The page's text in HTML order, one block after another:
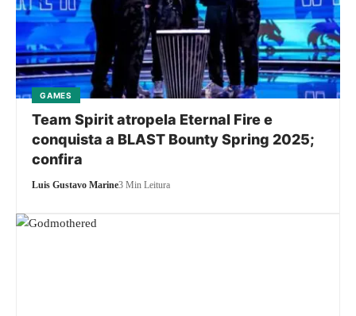
GAMES
Team Spirit atropela Eternal Fire e
conquista a BLAST Bounty Spring 2025;
confira
Luis Gustavo Marine3 Min Leitura